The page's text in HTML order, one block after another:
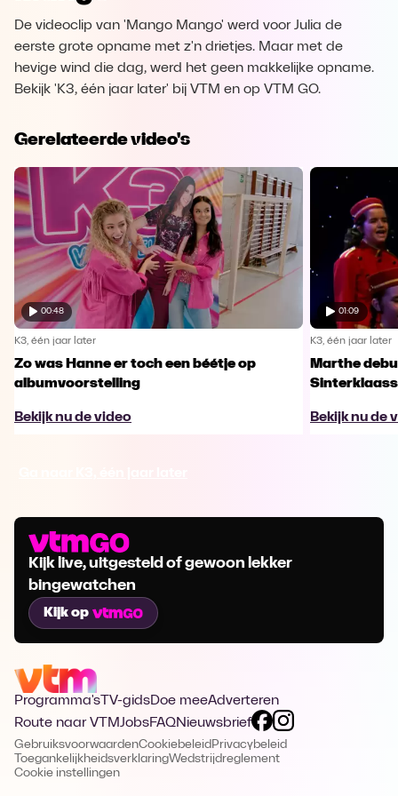
De videoclip van 'Mango Mango' werd voor Julia de
eerste grote opname met z'n drietjes. Maar met de
hevige wind die dag, werd het geen makkelijke opname.
Bekijk 'K3, één jaar later' bij VTM en op VTM GO.
Gerelateerde video's
00:48
K3, één jaar later
Zo was Hanne er toch een béétje op
albumvoorstelling
Bekijk nu de video
01:09
K3, één jaar later
Marthe
Bekijk nu de
Kijk live, uitgesteld of gewoon lekker
bingewatchen
Kijk op
Programma's TV-gidsDoe meeAdverteren
Route naar VTMJobsFAQNieuwsbrief
GebruiksvoorwaardenCookiebeleid Privacybeleid
ToegankelijkheidsverklaringWedstrijdreglement
Cookie instellingen